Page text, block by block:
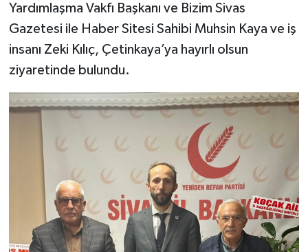
Yardımlaşma Vakfı Başkanı ve Bizim Sivas
Gazetesi ile Haber Sitesi Sahibi Muhsin Kaya ve iş
insanı Zeki Kılıç, Çetinkaya’ya hayırlı olsun
ziyaretinde bulundu.